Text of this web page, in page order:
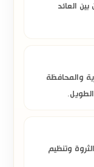
العائد
والمحافظة
وتنظيم